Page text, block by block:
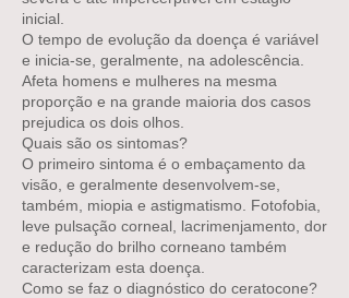
inicial.
O tempo de evolução da doença é variável
e inicia-se, geralmente, na adolescência.
Afeta homens e mulheres na mesma
proporção e na grande maioria dos casos
prejudica os dois olhos.
Quais são os sintomas?
O primeiro sintoma é o embaçamento da
visão, e geralmente desenvolvem-se,
também, miopia e astigmatismo. Fotofobia,
leve pulsação corneal, lacrimenjamento, dor
e redução do brilho corneano também
caracterizam esta doença.
Como se faz o diagnóstico do ceratocone?